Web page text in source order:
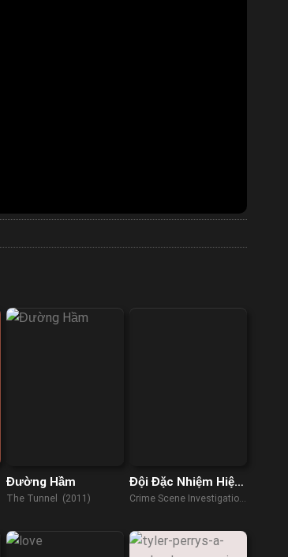
Đường Hầm
The Tunnel (2011)
Đội Đặc Nhiệm Hiện
Trường
Crime Scene Investigation